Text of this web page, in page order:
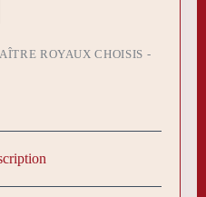
ROYAUX CHOISIS -